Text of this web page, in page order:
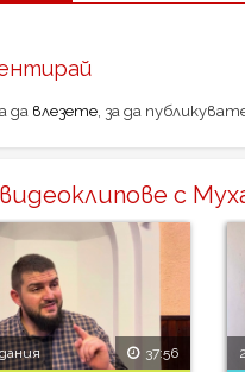
да влезете, за да
с
37:56